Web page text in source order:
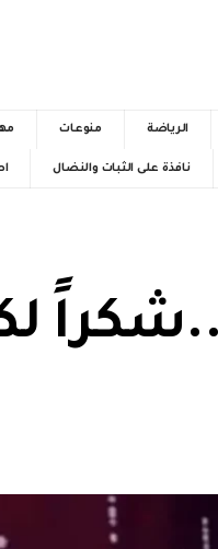
الرياضة منوعات
نافذة على الثبات والنضال
..شكراً